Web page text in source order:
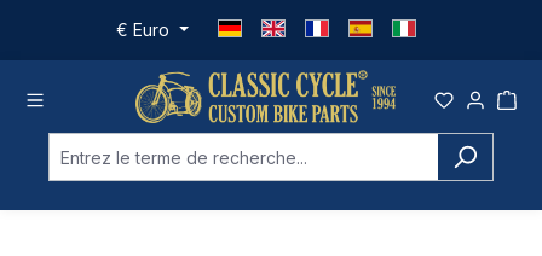
Passer au contenu principal
€ Euro